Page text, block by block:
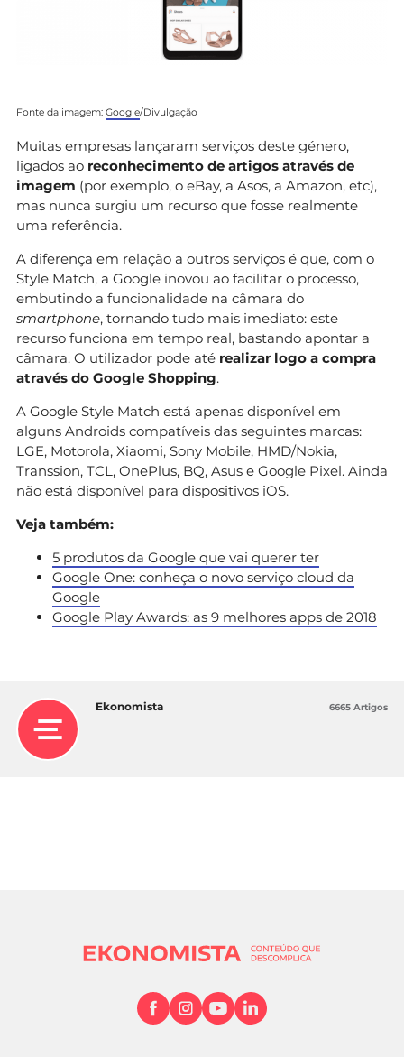
Fonte da imagem: Google/Divulgação
Muitas empresas lançaram serviços deste género,
ligados ao reconhecimento de artigos através de
imagem (por exemplo, o eBay, a Asos, a Amazon, etc),
mas nunca surgiu um recurso que fosse realmente
uma referência.
A diferença em relação a outros serviços é que, com o
Style Match, a Google inovou ao facilitar o processo,
embutindo a funcionalidade na câmara do
smartphone, tornando tudo mais imediato: este
recurso funciona em tempo real, bastando apontar a
câmara. O utilizador pode até realizar logo a compra
através do Google Shopping.
A Google Style Match está apenas disponível em
alguns Androids compatíveis das seguintes marcas:
LGE, Motorola, Xiaomi, Sony Mobile, HMD/Nokia,
Transsion, TCL, OnePlus, BQ, Asus e Google Pixel. Ainda
não está disponível para dispositivos iOS.
Veja também:
5 produtos da Google que vai querer ter
Google One: conheça o novo serviço cloud da
Google
Google Play Awards: as 9 melhores apps de 2018
Ekonomista 6665 Artigos